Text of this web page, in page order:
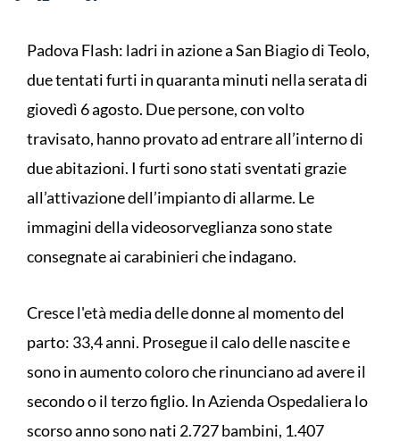
Padova Flash: ladri in azione a San Biagio di Teolo,
due tentati furti in quaranta minuti nella serata di
giovedì 6 agosto. Due persone, con volto
travisato, hanno provato ad entrare all’interno di
due abitazioni. I furti sono stati sventati grazie
all’attivazione dell’impianto di allarme. Le
immagini della videosorveglianza sono state
consegnate ai carabinieri che indagano.
Cresce l'età media delle donne al momento del
parto: 33,4 anni. Prosegue il calo delle nascite e
sono in aumento coloro che rinunciano ad avere il
secondo o il terzo figlio. In Azienda Ospedaliera lo
scorso anno sono nati 2.727 bambini, 1.407